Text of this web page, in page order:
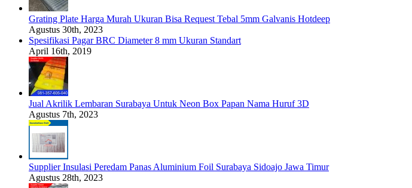
Grating Plate Harga Murah Ukuran Bisa Request Tebal 5mm Galvanis Hotdeep
Agustus 30th, 2023
Spesifikasi Pagar BRC Diameter 8 mm Ukuran Standart
April 16th, 2019
Jual Akrilik Lembaran Surabaya Untuk Neon Box Papan Nama Huruf 3D
Agustus 7th, 2023
Supplier Insulasi Peredam Panas Aluminium Foil Surabaya Sidoajo Jawa Timur
Agustus 28th, 2023